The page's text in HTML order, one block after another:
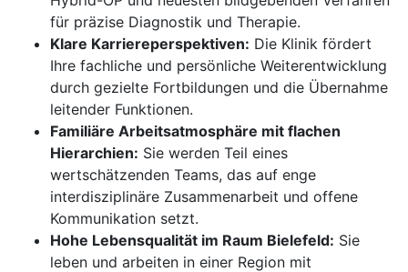
für präzise Diagnostik und Therapie.
Klare Karriereperspektiven: Die Klinik fördert
Ihre fachliche und persönliche Weiterentwicklung
durch gezielte Fortbildungen und die Übernahme
leitender Funktionen.
Familiäre Arbeitsatmosphäre mit flachen
Hierarchien: Sie werden Teil eines
wertschätzenden Teams, das auf enge
interdisziplinäre Zusammenarbeit und offene
Kommunikation setzt.
Hohe Lebensqualität im Raum Bielefeld: Sie
leben und arbeiten in einer Region mit